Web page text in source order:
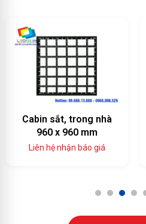
Cabin sắt, trong nhà
960 x 960 mm
Liên hệ nhận báo giá
1 2 3 4